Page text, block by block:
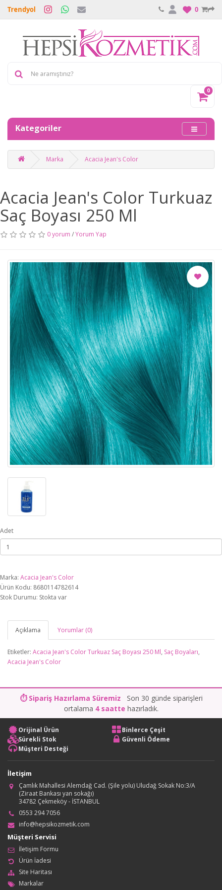
Trendyol 0
0
Kategoriler
Marka Acacia Jean's Color
Acacia Jean's Color Turkuaz
Saç Boyası 250 Ml
0 yorum /Yorum Yap
Adet
Marka: Acacia Jean's Color
Ürün Kodu: 8680114782614
Stok Durumu: Stokta var
Açıklama Yorumlar (0)
Etiketler: Acacia Jean's Color Turkuaz Saç Boyası 250 Ml, Saç Boyaları,
Acacia Jean's Color
⏱ Sipariş Hazırlama Süremiz Son 30 günde siparişleri
ortalama 4 saatte hazırladık.
Orijinal Ürün
Binlerce Çeşit
Sürekli Stok
Güvenli Ödeme
Müşteri Desteği
İletişim
Çamlık Mahallesi Alemdağ Cad. (Şile yolu) Uludağ Sokak No:3/A
(Ziraat Bankası yan sokağı)
34782 Çekmeköy - İSTANBUL
0553 294 7056
info@hepsikozmetik.com
Müşteri Servisi
İletişim Formu
Ürün İadesi
Site Haritası
Markalar